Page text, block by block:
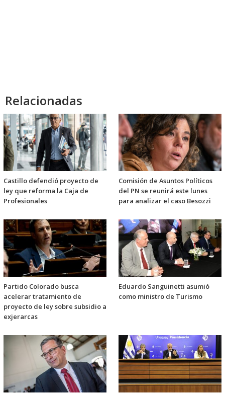
Relacionadas
Castillo defendió proyecto de
ley que reforma la Caja de
Profesionales
Comisión de Asuntos Políticos
del PN se reunirá este lunes
para analizar el caso Besozzi
Partido Colorado busca
acelerar tratamiento de
proyecto de ley sobre subsidio a
exjerarcas
Eduardo Sanguinetti asumió
como ministro de Turismo